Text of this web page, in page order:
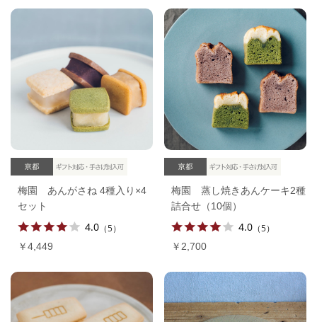
梅園 あんがさね 4種入り×4
セット
4.0 （5）
￥4,449
梅園 蒸し焼きあんケーキ2種
詰合せ（10個）
4.0 （5）
￥2,700